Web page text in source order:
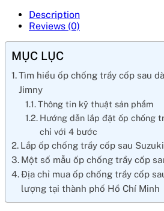
Description
Reviews (0)
MỤC LỤC
Tìm hiểu ốp chống trầy cốp sau
Jimny
Thông tin kỹ thuật sản phẩm
Hướng dẫn lắp đặt ốp chống
chỉ với 4 bước
Lắp ốp chống trầy cốp sau
Một số mẫu ốp chống trầy cốp
Địa chỉ mua ốp chống trầy cốp
lượng tại thành phố Hồ Chí Minh